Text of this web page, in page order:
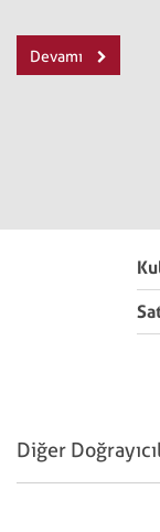
Devamı
Diğer